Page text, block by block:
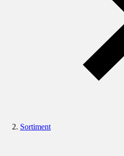
Sortiment